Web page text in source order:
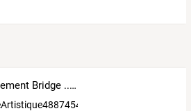
Entrainement Bridge ... entre Cop.copines°